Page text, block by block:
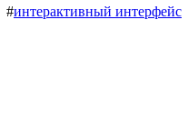
#интерактивный интерфейс